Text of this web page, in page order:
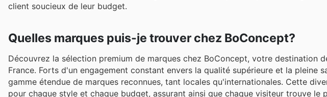
client soucieux de leur budget.
Quelles marques puis-je trouver chez BoConcept?
Découvrez la sélection premium de marques chez BoConcept, votre destination
France. Forts d'un engagement constant envers la qualité supérieure et la pleine
gamme étendue de marques reconnues, tant locales qu'internationales. Cette
pour chaque style et chaque budget, assurant ainsi que chaque visiteur trouve